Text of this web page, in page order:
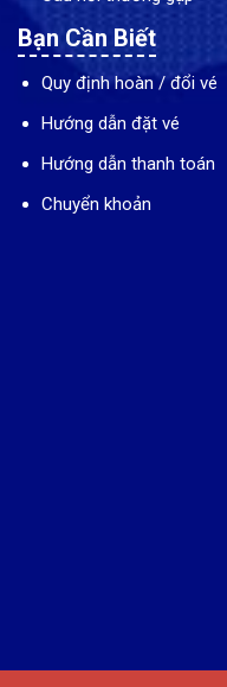
Bạn Cần Biết
Quy định hoàn / đổi vé
Hướng dẫn đặt vé
Hướng dẫn thanh toán
Chuyển khoản